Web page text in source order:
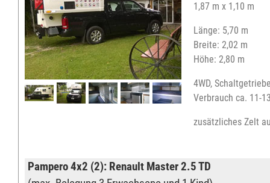
1,87 m x 1,10 m
Länge: 5,70 m
Breite: 2,02 m
Höhe: 2,80 m
4WD,
Verbrauch ca. 11-
zusätzliches Zelt
Pampero 4x2 (2): Renault Master 2.5 TD